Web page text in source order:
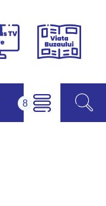
Campus
Viața